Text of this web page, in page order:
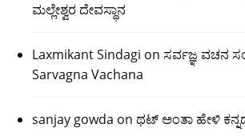
ಮಲ್ಲೇಶ್ವರ ದೇವಸ್ಥಾನ
Laxmikant Sindagi on ಸರ್ವಜ್ಞ ವಚನ
Sarvagna Vachana
sanjay gowda on ಥಟ್ ಅಂತಾ ಹೇಳಿ